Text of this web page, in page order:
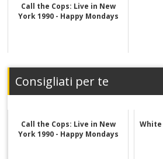
Call the Cops: Live in New
York 1990 - Happy Mondays
Consigliati per te
Call the Cops: Live in New
York 1990 - Happy Mondays
White